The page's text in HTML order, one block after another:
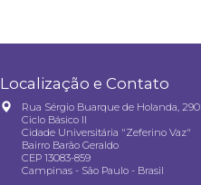
Localização e Contato
Rua Sérgio Buarque de Holanda, 290
Ciclo Básico II
Cidade Universitária "Zeferino Vaz"
Bairro Barão Geraldo
CEP 13083-859
Campinas - São Paulo - Brasil